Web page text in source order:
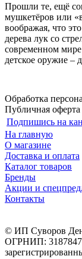
Прошли те, ещё
мушкетёров или
воображая, что
дерева лук со
современном
детское оружие –
Обработка
Публичная оферта
Подпишись на
На главную
О магазине
Доставка и оплата
Каталог товаров
Бренды
Акции и
Контакты
© ИП Суворов
ОГРНИП: